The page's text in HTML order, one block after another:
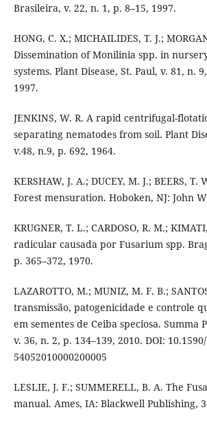
Brasileira, v. 22, n. 1, p. 8–15, 1997.
HONG, C. X.; MICHAILIDES, T. J.;
Dissemination of Monilinia spp. in
systems. Plant Disease, St. Paul, v. 81, n.
1997.
JENKINS, W. R. A rapid centrifugal-
separating nematodes from soil. Plant
v.48, n.9, p. 692, 1964.
KERSHAW, J. A.; DUCEY, M. J.; BEERS, T.
Forest mensuration. Hoboken, NJ: John
KRUGNER, T. L.; CARDOSO, R. M.;
radicular causada por Fusarium spp.
p. 365–372, 1970.
LAZAROTTO, M.; MUNIZ, M. F. B.;
transmissão, patogenicidade e controle
em sementes de Ceiba speciosa. Summa
v. 36, n. 2, p. 134–139, 2010. DOI:
54052010000200005
LESLIE, J. F.; SUMMERELL, B. A. The
manual. Ames, IA: Blackwell Publishing,